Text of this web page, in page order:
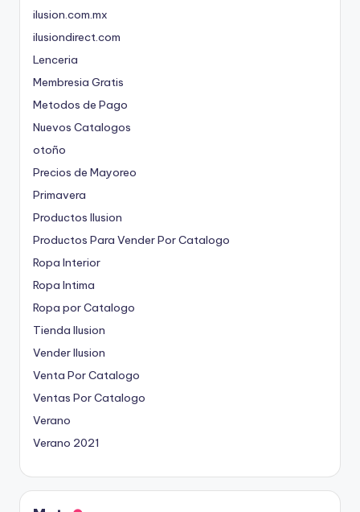
ilusion.com.mx
ilusiondirect.com
Lenceria
Membresia Gratis
Metodos de Pago
Nuevos Catalogos
otoño
Precios de Mayoreo
Primavera
Productos Ilusion
Productos Para Vender Por Catalogo
Ropa Interior
Ropa Intima
Ropa por Catalogo
Tienda Ilusion
Vender Ilusion
Venta Por Catalogo
Ventas Por Catalogo
Verano
Verano 2021